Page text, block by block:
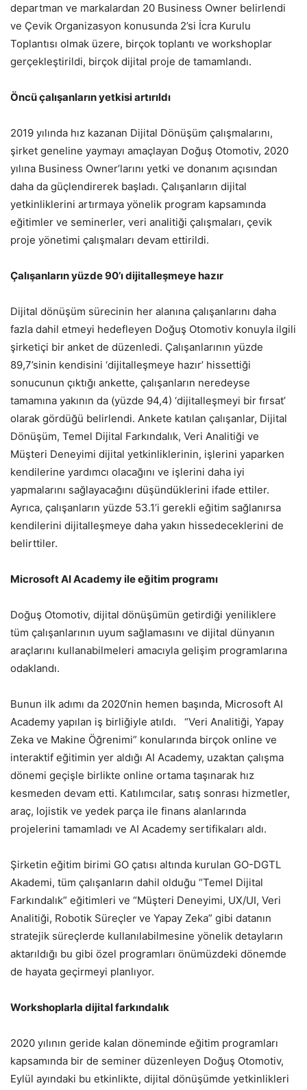
departman ve markalardan 20 Business Owner belirlendi
ve Çevik Organizasyon konusunda 2’si İcra Kurulu
Toplantısı olmak üzere, birçok toplantı ve workshoplar
gerçekleştirildi, birçok dijital proje de tamamlandı.
Öncü çalışanların yetkisi artırıldı
2019 yılında hız kazanan Dijital Dönüşüm çalışmalarını,
şirket geneline yaymayı amaçlayan Doğuş Otomotiv, 2020
yılına Business Owner’larını yetki ve donanım açısından
daha da güçlendirerek başladı. Çalışanların dijital
yetkinliklerini artırmaya yönelik program kapsamında
eğitimler ve seminerler, veri analitiği çalışmaları, çevik
proje yönetimi çalışmaları devam ettirildi.
Çalışanların yüzde 90’ı dijitalleşmeye hazır
Dijital dönüşüm sürecinin her alanına çalışanlarını daha
fazla dahil etmeyi hedefleyen Doğuş Otomotiv konuyla ilgili
şirketiçi bir anket de düzenledi. Çalışanlarının yüzde
89,7’sinin kendisini ‘dijitalleşmeye hazır’ hissettiği
sonucunun çıktığı ankette, çalışanların neredeyse
tamamına yakının da (yüzde 94,4) ‘dijitalleşmeyi bir fırsat’
olarak gördüğü belirlendi. Ankete katılan çalışanlar, Dijital
Dönüşüm, Temel Dijital Farkındalık, Veri Analitiği ve
Müşteri Deneyimi dijital yetkinliklerinin, işlerini yaparken
kendilerine yardımcı olacağını ve işlerini daha iyi
yapmalarını sağlayacağını düşündüklerini ifade ettiler.
Ayrıca, çalışanların yüzde 53.1’i gerekli eğitim sağlanırsa
kendilerini dijitalleşmeye daha yakın hissedeceklerini de
belirttiler.
Microsoft AI Academy ile eğitim programı
Doğuş Otomotiv, dijital dönüşümün getirdiği yeniliklere
tüm çalışanlarının uyum sağlamasını ve dijital dünyanın
araçlarını kullanabilmeleri amacıyla gelişim programlarına
odaklandı.
Bunun ilk adımı da 2020‘nin hemen başında, Microsoft AI
Academy yapılan iş birliğiyle atıldı. “Veri Analitiği, Yapay
Zeka ve Makine Öğrenimi” konularında birçok online ve
interaktif eğitimin yer aldığı AI Academy, uzaktan çalışma
dönemi geçişle birlikte online ortama taşınarak hız
kesmeden devam etti. Katılımcılar, satış sonrası hizmetler,
araç, lojistik ve yedek parça ile finans alanlarında
projelerini tamamladı ve AI Academy sertifikaları aldı.
Şirketin eğitim birimi GO çatısı altında kurulan GO-DGTL
Akademi, tüm çalışanların dahil olduğu “Temel Dijital
Farkındalık” eğitimleri ve “Müşteri Deneyimi, UX/UI, Veri
Analitiği, Robotik Süreçler ve Yapay Zeka” gibi datanın
stratejik süreçlerde kullanılabilmesine yönelik detayların
aktarıldığı bu gibi özel programları önümüzdeki dönemde
de hayata geçirmeyi planlıyor.
Workshoplarla dijital farkındalık
2020 yılının geride kalan döneminde eğitim programları
kapsamında bir de seminer düzenleyen Doğuş Otomotiv,
Eylül ayındaki bu etkinlikte, dijital dönüşümde yetkinlikleri